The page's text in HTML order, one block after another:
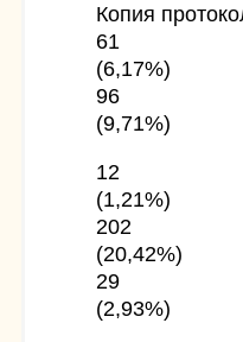
Копия
61
(6,17%)
96
(9,71%)
12
(1,21%)
202
(20,42%)
29
(2,93%)